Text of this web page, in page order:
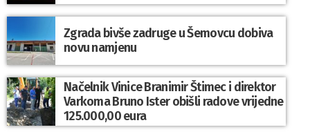
Zgrada bivše zadruge u Šemovcu dobiva
novu namjenu
Načelnik Vinice Branimir Štimec i direktor
Varkoma Bruno Ister obišli radove vrijedne
125.000,00 eura